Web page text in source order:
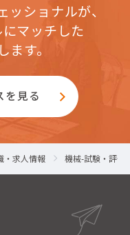
ショナルが、
マッチした
す。
を見る
・求人情報 機械-試験・評価